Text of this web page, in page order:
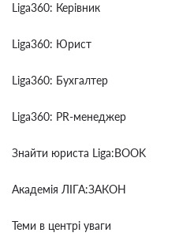
Liga360: Керівник
Liga360: Юрист
Liga360: Бухгалтер
Liga360: PR-менеджер
Знайти юриста Liga:BOOK
Академія ЛІГА:ЗАКОН
Теми в центрі уваги